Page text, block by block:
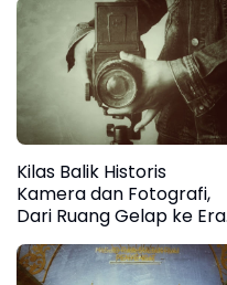
Kilas Balik Historis
Kamera dan Fotografi,
Dari Ruang Gelap ke Era
Digital